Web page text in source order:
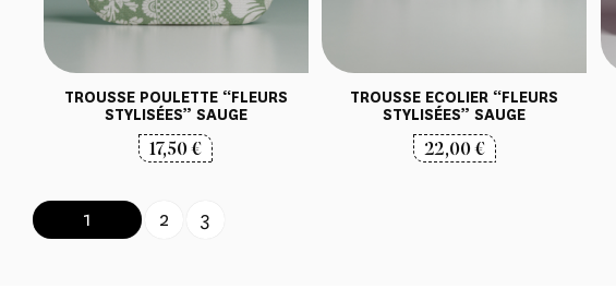
TROUSSE POULETTE “FLEURS
STYLISÉES” SAUGE
17,50€
TROUSSE ECOLIER “FLEURS
STYLISÉES” SAUGE
22,00€
1 2 3